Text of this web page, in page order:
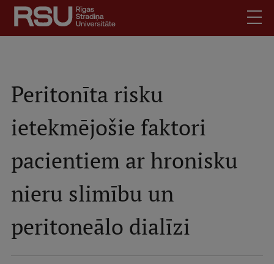
Skip
main
content
Search
Mobile
izvēlne
Students
For Staff
For Employers
Contacts
Peritonīta risku
ietekmējošie faktori
pacientiem ar hronisku
nieru slimību un
peritoneālo dialīzi